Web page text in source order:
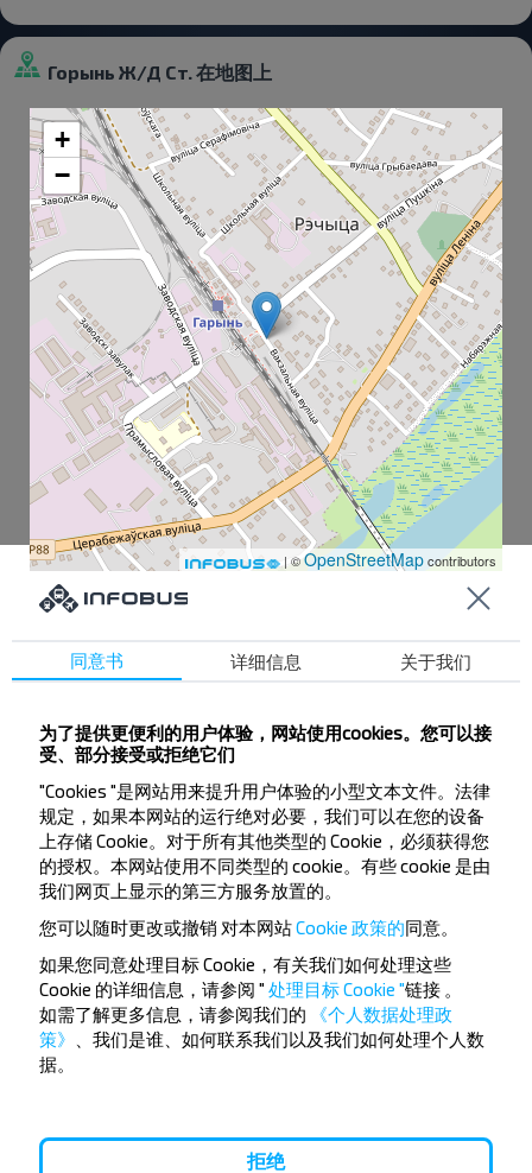
Горынь Ж/Д Ст. 在地图上
+
−
| ©OpenStreetMapcontributors
Горынь Ж/Д Ст.
Асфальтный Завод
想要更便宜的旅行
吗？
不要错过INFOBUS的特殊优惠，折扣和其他有趣的优
惠。 订阅接收新消息，和我们一起旅行更便宜！
订阅
同意书 详细信息 关于我们
为了提供更便利的用户体验，网站使用cookies。您可以接
受、部分接受或拒绝它们
"Cookies "是网站用来提升用户体验的小型文本文件。法律
规定，如果本网站的运行绝对必要，我们可以在您的设备
上存储 Cookie。对于所有其他类型的 Cookie，必须获得您
的授权。本网站使用不同类型的 cookie。有些 cookie 是由
我们网页上显示的第三方服务放置的。
您可以随时更改或撤销 对本网站Cookie 政策的同意。
如果您同意处理目标 Cookie，有关我们如何处理这些
Cookie 的详细信息，请参阅 " 处理目标 Cookie "链接
如需了解更多信息，请参阅我们的
《个人数据处理政
策》
、我们是谁、如何联系我们以及我们如何处理个人数
据。
拒绝